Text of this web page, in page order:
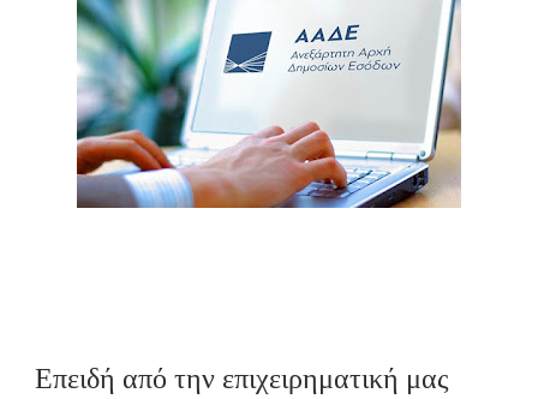
Επειδή από την επιχειρηματική μας